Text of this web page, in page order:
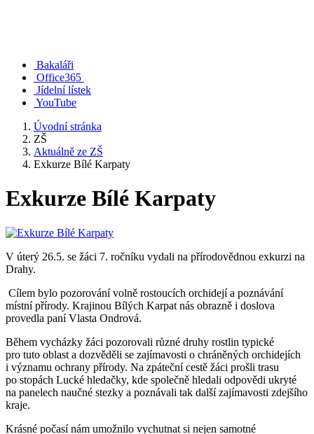
Bakaláři
Office365
Jídelní lístek
YouTube
Úvodní stránka
ZŠ
Aktuálně ze ZŠ
Exkurze Bílé Karpaty
Exkurze Bílé Karpaty
V úterý 26.5. se žáci 7. ročníku vydali na přírodovědnou exkurzi na
Drahy.
Cílem bylo pozorování volně rostoucích orchidejí a poznávání
místní přírody. Krajinou Bílých Karpat nás obrazně i doslova
provedla paní Vlasta Ondrová.
Během vycházky žáci pozorovali různé druhy rostlin typické
pro tuto oblast a dozvěděli se zajímavosti o chráněných orchidejích
i významu ochrany přírody. Na zpáteční cestě žáci prošli trasu
po stopách Lucké hledačky, kde společně hledali odpovědi ukryté
na panelech naučné stezky a poznávali tak další zajímavosti zdejšího
kraje.
Krásné počasí nám umožnilo vychutnat si nejen samotné